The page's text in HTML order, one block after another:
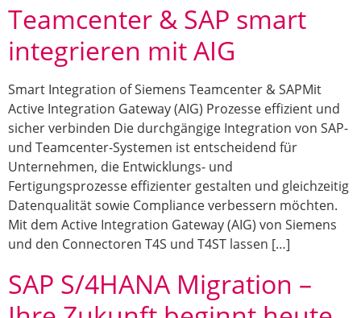
Teamcenter & SAP smart
integrieren mit AIG
Smart Integration of Siemens Teamcenter & SAPMit
Active Integration Gateway (AIG) Prozesse effizient und
sicher verbinden Die durchgängige Integration von SAP-
und Teamcenter-Systemen ist entscheidend für
Unternehmen, die Entwicklungs- und
Fertigungsprozesse effizienter gestalten und gleichzeitig
Datenqualität sowie Compliance verbessern möchten.
Mit dem Active Integration Gateway (AIG) von Siemens
und den Connectoren T4S und T4ST lassen […]
SAP S/4HANA Migration –